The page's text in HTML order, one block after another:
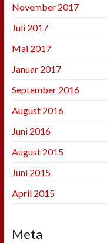
November 2017
Juli 2017
Mai 2017
Januar 2017
September 2016
August 2016
Juni 2016
August 2015
Juni 2015
April 2015
Meta